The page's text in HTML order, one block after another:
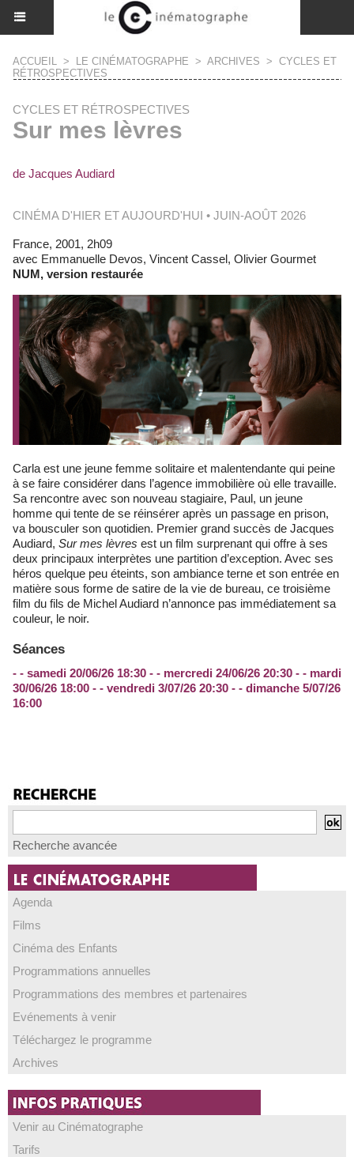
ACCUEIL > LE CINÉMATOGRAPHE > ARCHIVES > CYCLES ET
RÉTROSPECTIVES
CYCLES ET RÉTROSPECTIVES
Sur mes lèvres
de Jacques Audiard
CINÉMA D'HIER ET AUJOURD'HUI • JUIN-AOÛT 2026
France, 2001, 2h09
avec Emmanuelle Devos, Vincent Cassel, Olivier Gourmet
NUM, version restaurée
Carla est une jeune femme solitaire et malentendante qui peine
à se faire considérer dans l’agence immobilière où elle travaille.
Sa rencontre avec son nouveau stagiaire, Paul, un jeune
homme qui tente de se réinsérer après un passage en prison,
va bousculer son quotidien. Premier grand succès de Jacques
Audiard, Sur mes lèvres est un film surprenant qui offre à ses
deux principaux interprètes une partition d’exception. Avec ses
héros quelque peu éteints, son ambiance terne et son entrée en
matière sous forme de satire de la vie de bureau, ce troisième
film du fils de Michel Audiard n’annonce pas immédiatement sa
couleur, le noir.
Séances
- - samedi 20/06/26 18:30 - - mercredi 24/06/26 20:30 - - mardi
30/06/26 18:00 - - vendredi 3/07/26 20:30 - - dimanche 5/07/26
16:00
Recherche avancée
Agenda
Films
Cinéma des Enfants
Programmations annuelles
Programmations des membres et partenaires
Evénements à venir
Téléchargez le programme
Archives
Venir au Cinématographe
Tarifs